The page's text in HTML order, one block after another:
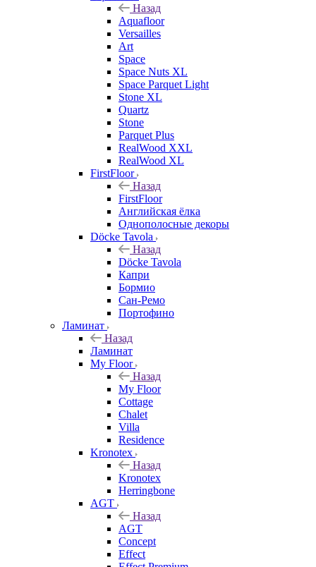
Назад
Aquafloor
Versailles
Art
Space
Space Nuts XL
Space Parquet Light
Stone XL
Quartz
Stone
Parquet Plus
RealWood XXL
RealWood XL
FirstFloor
Назад
FirstFloor
Английская ёлка
Однополосные декоры
Döcke Tavola
Назад
Döcke Tavola
Капри
Бормио
Сан-Ремо
Портофино
Ламинат
Назад
Ламинат
My Floor
Назад
My Floor
Cottage
Chalet
Villa
Residence
Kronotex
Назад
Kronotex
Herringbone
AGT
Назад
AGT
Concept
Effect